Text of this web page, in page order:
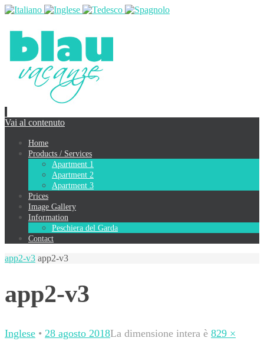
Vai al contenuto
Home
Products / Services
Apartment 1
Apartment 2
Apartment 3
Prices
Image Gallery
Information
Peschiera del Garda
Contact
app2-v3 app2-v3
app2-v3
Inglese • 28 agosto 2018La dimensione intera è 829 ×